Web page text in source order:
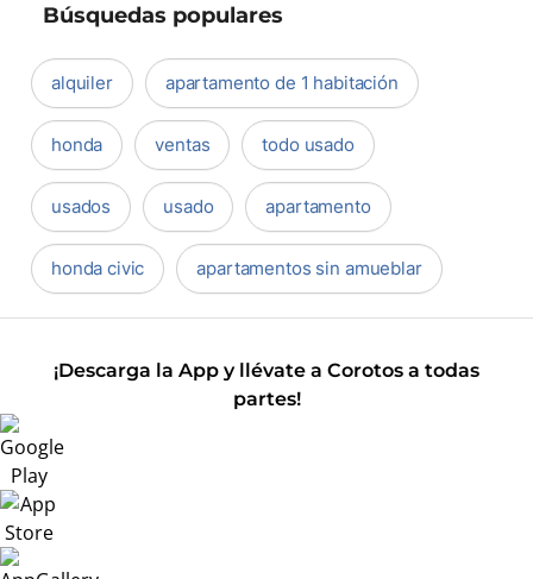
Búsquedas populares
alquiler apartamento de 1 habitación
honda ventas todo usado
usados usado apartamento
honda civic apartamentos sin amueblar
¡Descarga la App y llévate a Corotos a todas
partes!